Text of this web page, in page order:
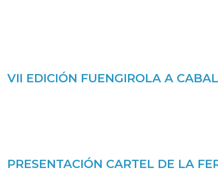
VII EDICIÓN FUENGIROLA A
PRESENTACIÓN CARTEL DE LA